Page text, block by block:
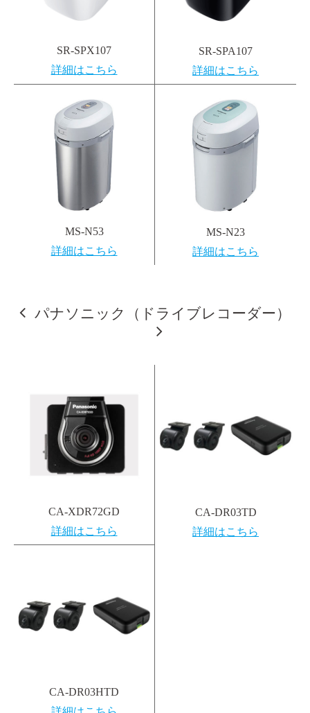
SR-SPX107
詳細はこちら
SR-SPA107
詳細はこちら
MS-N53
詳細はこちら
MS-N23
詳細はこちら
パナソニック（ドライブレコーダー）
CA-XDR72GD
詳細はこちら
CA-DR03TD
詳細はこちら
CA-DR03HTD